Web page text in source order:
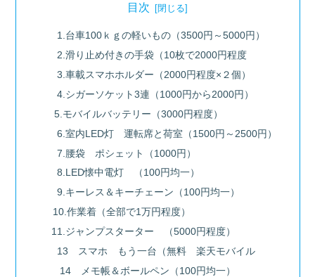
目次
1.台車100ｋｇの軽いもの（3500円～5000円）
2.滑り止め付きの手袋（10枚で2000円程度
3.車載スマホホルダー（2000円程度×２個）
4.シガーソケット3連（1000円から2000円）
5.モバイルバッテリー（3000円程度）
6.室内LED灯 運転席と荷室（1500円～2500円）
7.腰袋 ポシェット（1000円）
8.LED懐中電灯 （100円均一）
9.キーレス＆キーチェーン（100円均一）
10.作業着（全部で1万円程度）
11.ジャンプスターター （5000円程度）
13 スマホ もう一台（無料 楽天モバイル
14 メモ帳＆ボールペン（100円均一）